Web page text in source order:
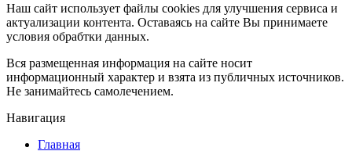
Наш сайт использует файлы cookies для улучшения сервиса и
актуализации контента. Оставаясь на сайте Вы принимаете
условия обрабтки данных.
Вся размещенная информация на сайте носит
информационный характер и взята из публичных источников.
Не занимайтесь самолечением.
Навигация
Главная